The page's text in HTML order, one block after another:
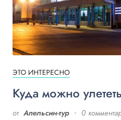
ЭТО ИНТЕРЕСНО
Куда можно
от Апельсин-тур 0